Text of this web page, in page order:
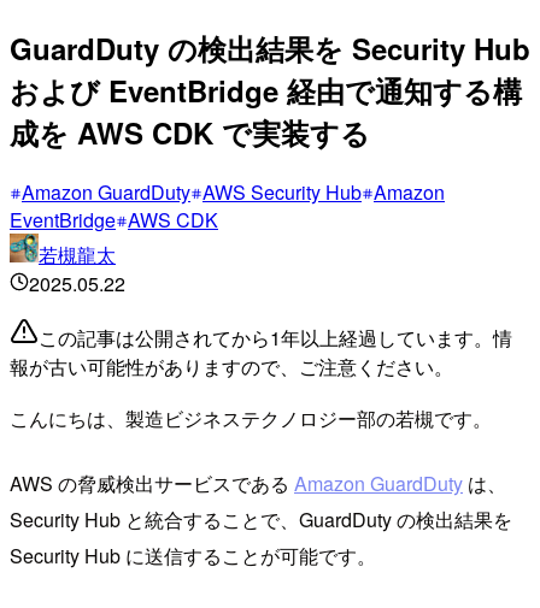
GuardDuty の検出結果を Security Hub
および EventBridge 経由で通知する構
成を AWS CDK で実装する
Amazon GuardDuty AWS Security Hub Amazon
EventBridge AWS CDK
若槻龍太
2025.05.22
この記事は公開されてから1年以上経過しています。情
報が古い可能性がありますので、ご注意ください。
こんにちは、製造ビジネステクノロジー部の若槻です。
AWS の脅威検出サービスである Amazon GuardDuty は、
Security Hub と統合することで、GuardDuty の検出結果を
Security Hub に送信することが可能です。